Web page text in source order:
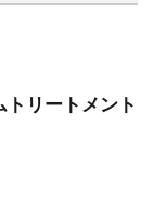
リートメント